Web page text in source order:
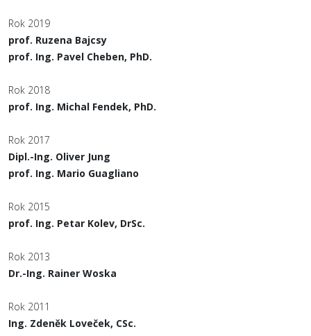
Rok 2019
prof. Ruzena Bajcsy
prof. Ing. Pavel Cheben, PhD.
Rok 2018
prof. Ing. Michal Fendek, PhD.
Rok 2017
Dipl.-Ing. Oliver Jung
prof. Ing. Mario Guagliano
Rok 2015
prof. Ing. Petar Kolev, DrSc.
Rok 2013
Dr.-Ing. Rainer Woska
Rok 2011
Ing. Zdeněk Loveček, CSc.